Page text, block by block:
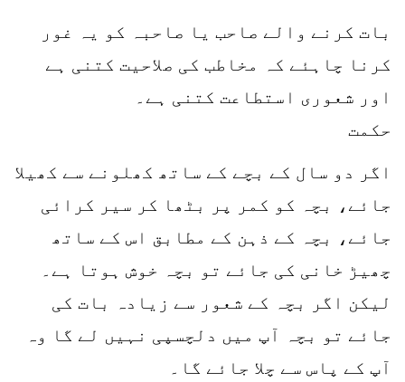
بات کرنے والے صاحب یا صاحبہ کو یہ غور
کرنا چاہئے کہ مخاطب کی صلاحیت کتنی ہے
اور شعوری استطاعت کتنی ہے۔
حکمت
اگر دو سال کے بچے کے ساتھ کھلونے سے کھیلا
جائے، بچہ کو کمر پر بٹھا کر سیر کرائی
جائے، بچہ کے ذہن کے مطابق اس کے ساتھ
چھیڑ خانی کی جائے تو بچہ خوش ہوتا ہے۔
لیکن اگر بچہ کے شعور سے زیادہ بات کی
جائے تو بچہ آپ میں دلچسپی نہیں لے گا وہ
آپ کے پاس سے چلا جائے گا۔